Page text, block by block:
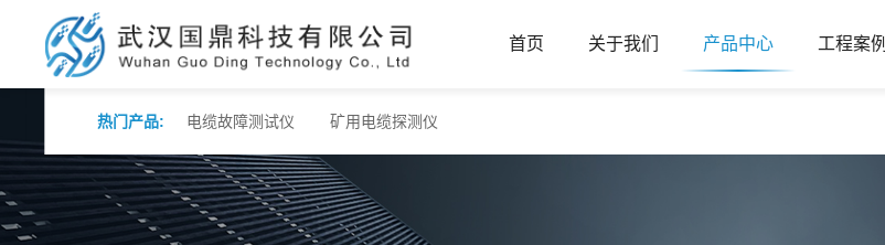
首页 关于我们 产品中心 工程案例
热门产品: 电缆故障测试仪 矿用电缆探测仪